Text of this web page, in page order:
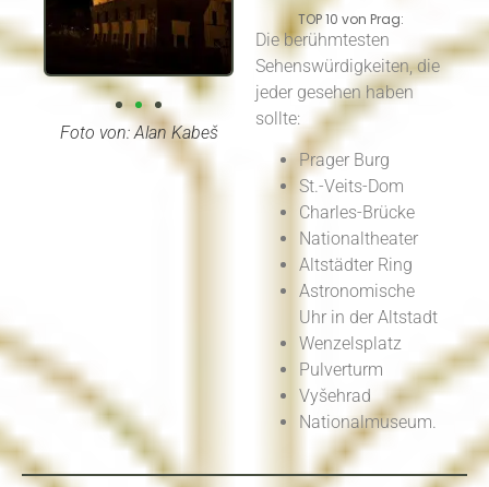
Foto von: Alan Kabeš
TOP 10 von Prag:
Die berühmtesten
Sehenswürdigkeiten, die
jeder gesehen haben
sollte:
Prager Burg
St.-Veits-Dom
Charles-Brücke
Nationaltheater
Altstädter Ring
Astronomische
Uhr in der Altstadt
Wenzelsplatz
Pulverturm
Vyšehrad
Nationalmuseum.